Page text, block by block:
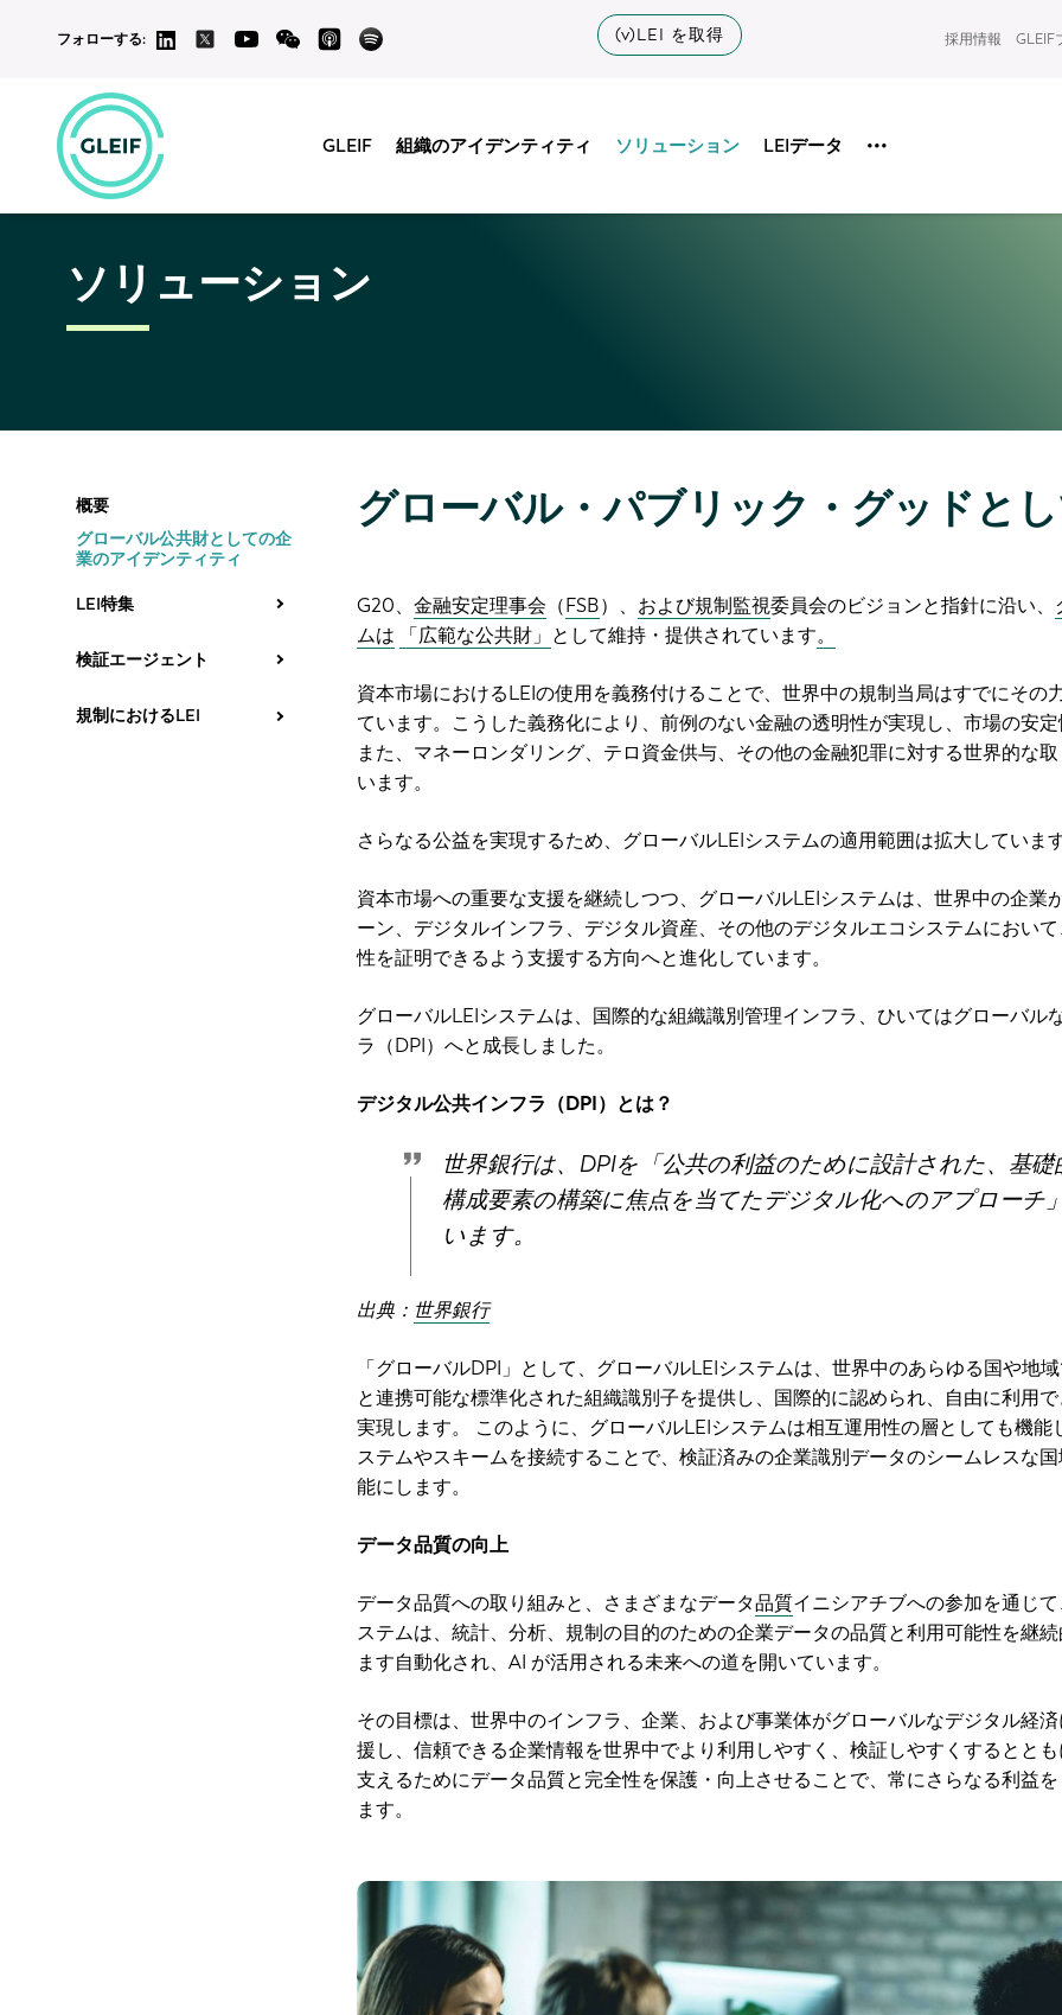
フォローする: (v)LEI を取得 採用情報 GLEIF
GLEIF 組織のアイデンティティ ソリューション LEIデータ •••
ソリューション
概要
グローバル公共財としての企
業のアイデンティティ
LEI特集
検証エージェント
規制におけるLEI
グローバル・パブリック・グッドと
G20、金融安定理事会 （FSB）、 および規制監視委員会のビジョンと指針に沿い、
ムは
「広範な公共財」 として維持・提供されています。
資本市場におけるLEIの使用を義務付けることで、世界中の規制当局はすでにその
ています。こうした義務化により、前例のない金融の透明性が実現し、市場の安
また、マネーロンダリング、テロ資金供与、その他の金融犯罪に対する世界的な
います。
さらなる公益を実現するため、グローバルLEIシステムの適用範囲は拡大していま
資本市場への重要な支援を継続しつつ、グローバルLEIシステムは、世界中の企業
ーン、デジタルインフラ、デジタル資産、その他のデジタルエコシステムにおい
性を証明できるよう支援する方向へと進化しています。
グローバルLEIシステムは、国際的な組織識別管理インフラ、ひいてはグローバル
ラ（DPI）へと成長しました。
デジタル公共インフラ（DPI）とは？
世界銀行は、DPIを「公共の利益のために設計された、基
構成要素の構築に焦点を当てたデジタル化へのアプローチ
います。
出典： 世界銀行
「グローバルDPI」として、グローバルLEIシステムは、世界中のあらゆる国や地
と連携可能な標準化された組織識別子を提供し、国際的に認められ、自由に利用
実現します。 このように、グローバルLEIシステムは相互運用性の層としても機能
ステムやスキームを接続することで、検証済みの企業識別データのシームレスな
能にします。
データ品質の向上
データ品質への取り組みと、さまざまなデータ品質イニシアチブへの参加を通じ
ステムは、統計、分析、規制の目的のための企業データの品質と利用可能性を継
ます自動化され、AI が活用される未来への道を開いています。
その目標は、世界中のインフラ、企業、および事業体がグローバルなデジタル経
援し、信頼できる企業情報を世界中でより利用しやすく、検証しやすくするとと
支えるためにデータ品質と完全性を保護・向上させることで、常にさらなる利益
ます。